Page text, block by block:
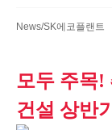
News/SK에코플랜트
모두 주목!
건설 상반